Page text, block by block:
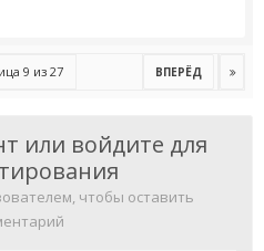
ВПЕРЁД
9 из 27
или войдите для
чтобы оставить